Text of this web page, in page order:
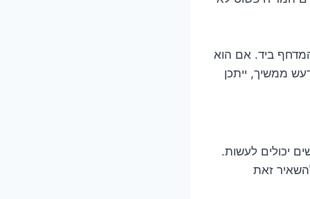
ביד. אם הוא
ממשיך, ייתכן
יכולים לעשות.
זאת